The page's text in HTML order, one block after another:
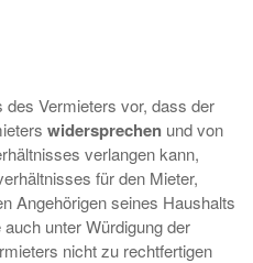
des Vermieters vor, dass der
widersprechen und von
verlangen kann,
für den Mieter,
Angehörigen seines Haushalts
unter Würdigung der
nicht zu rechtfertigen